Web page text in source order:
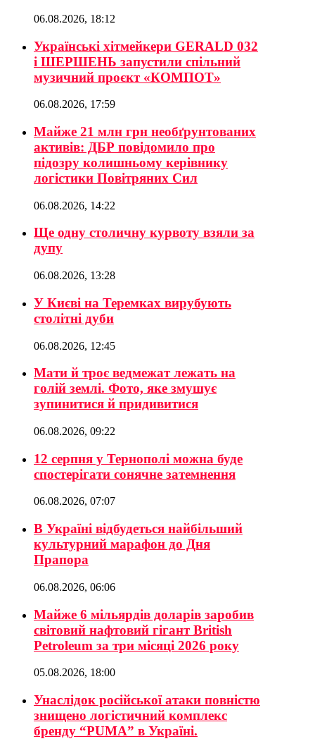
06.08.2026, 18:12
Українські хітмейкери GERALD 032
і ШЕРШЕНЬ запустили спільний
музичний проєкт «КОМПОТ»
06.08.2026, 17:59
Майже 21 млн грн необґрунтованих
активів: ДБР повідомило про
підозру колишньому керівнику
логістики Повітряних Сил
06.08.2026, 14:22
Ще одну столичну курвоту взяли за
дупу
06.08.2026, 13:28
У Києві на Теремках вирубують
столітні дуби
06.08.2026, 12:45
Мати й троє ведмежат лежать на
голій землі. Фото, яке змушує
зупинитися й придивитися
06.08.2026, 09:22
12 серпня у Тернополі можна буде
спостерігати сонячне затемнення
06.08.2026, 07:07
В Україні відбудеться найбільший
культурний марафон до Дня
Прапора
06.08.2026, 06:06
Майже 6 мільярдів доларів заробив
світовий нафтовий гігант British
Petroleum за три місяці 2026 року
05.08.2026, 18:00
Унаслідок російської атаки повністю
знищено логістичний комплекс
бренду “PUMA” в Україні.